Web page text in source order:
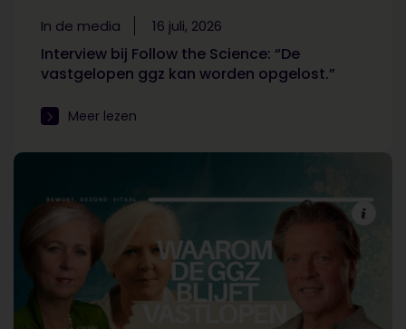
In de media 16 juli, 2026
Interview bij Follow the Science: “De
vastgelopen ggz kan worden opgelost.”
Meer lezen